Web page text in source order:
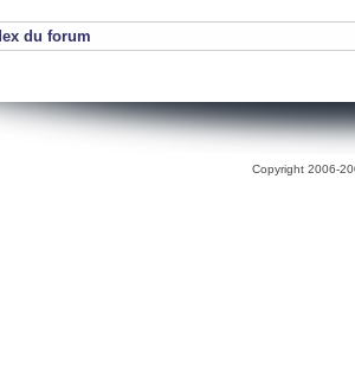
du forum
Copyright 2006-